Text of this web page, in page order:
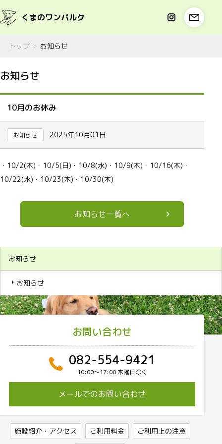
くまのワンパルク
トップ お知らせ
お知らせ
10月のお休み
お知らせ 2025年10月01日
・10/2(木)・10/5(日)・10/8(水)・10/9(木)・10/16(木)・
10/22(水)・10/23(木)・10/30(木)
お知らせ一覧へ
お知らせ
お知らせ
お問い合わせ
082-554-9421
10:00〜17:00 木曜日除く
メールでのお問い合わせ
施設紹介・アクセス ご利用料金 ご利用上の注意